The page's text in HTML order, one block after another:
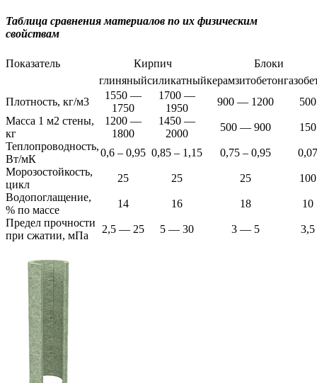
Таблица сравнения материалов по их физическим
свойствам
Показатель Кирпич
Блоки
глиняныйсиликатныйкерамзитобетон
Плотность, кг/м3
1550 —
1750
1700 —
1950
900 — 1200
500
Масса 1 м2 стены,
кг
1200 —
1800
1450 —
2000
500 — 900
150
Теплопроводность,
Вт/мК
0,6 – 0,95 0,85 – 1,15 0,75 – 0,95
0,07
Морозостойкость,
цикл
25 25 25
100
Водопоглащение,
% по массе
14 16 18
10
Предел прочности
при сжатии, мПа
2,5 — 25 5 — 30 3 — 5 3,5